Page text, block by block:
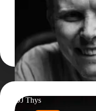
DJ Thys